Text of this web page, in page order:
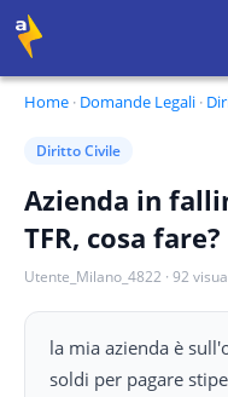
Home · Domande Legali ·
Diritto Civile
Azienda in
TFR, cosa fare?
Utente_Milano_4822 · 92
la mia azienda è
soldi per pagare